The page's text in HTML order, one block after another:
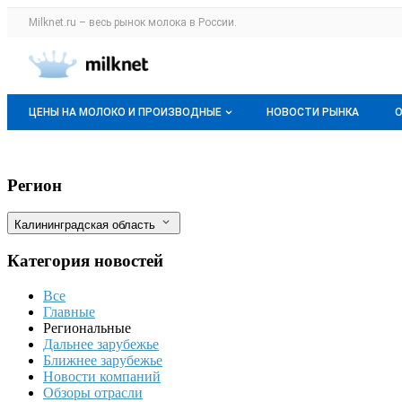
Раздел навигации по сайту milknet.ru
Milknet.ru – весь рынок молока в России.
Авторизация и меню пользователя
Навигация по разделам сайта milknet.ru
ЦЕНЫ НА МОЛОКО И ПРОИЗВОДНЫЕ
О мониторингах
Актуальные мониторинги
Динамика цен
Отзывы
НОВОСТИ РЫНКА
Калининградский производитель
Фильтры
Регион
Калининградская область
Категория новостей
Все
Главные
Региональные
Дальнее зарубежье
Ближнее зарубежье
Новости компаний
Обзоры отрасли